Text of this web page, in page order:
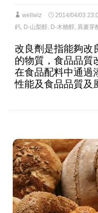
wellwiz 2014/04/03
鈣, D-山梨醇, D-木糖醇, 異麥芽
改良劑是指能夠改
的物質，食品品質
在食品配料中通過
性能及食品品質及